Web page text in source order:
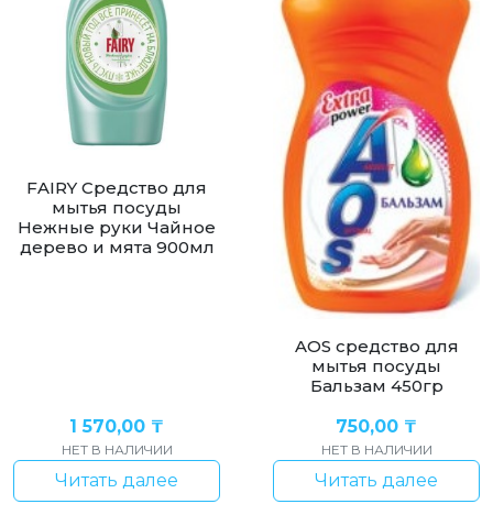
FAIRY Средство для
мытья посуды
Нежные руки Чайное
дерево и мята 900мл
1 570,00 ₸
НЕТ В НАЛИЧИИ
Читать далее
AOS cредство для
мытья посуды
Бальзам 450гр
750,00 ₸
НЕТ В НАЛИЧИИ
Читать далее